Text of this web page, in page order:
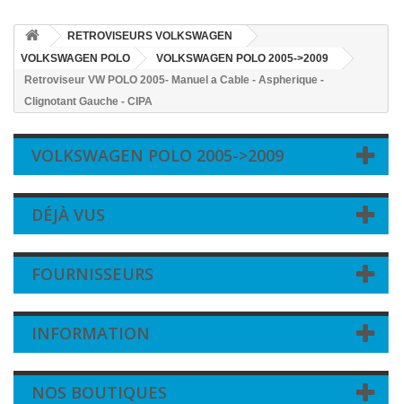
RETROVISEURS VOLKSWAGEN
VOLKSWAGEN POLO
VOLKSWAGEN POLO 2005->2009
Retroviseur VW POLO 2005- Manuel a Cable - Aspherique -
Clignotant Gauche - CIPA
VOLKSWAGEN POLO 2005->2009
DÉJÀ VUS
FOURNISSEURS
INFORMATION
NOS BOUTIQUES